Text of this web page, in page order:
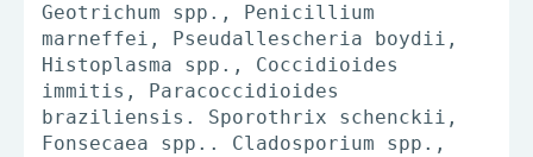
Geotrichum spp., Penicillium
marneffei, Pseudallescheria boydii,
Histoplasma spp., Coccidioides
immitis, Paracoccidioides
braziliensis. Sporothrix schenckii,
Fonsecaea spp.. Cladosporium spp.,